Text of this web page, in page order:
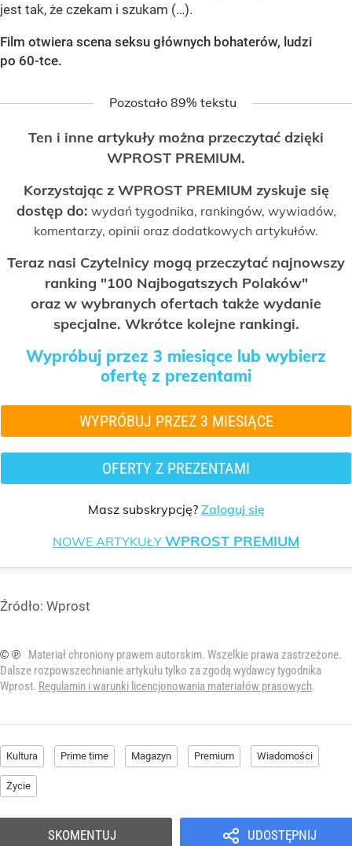
jest tak, że czekam i szukam (…).
Film otwiera scena seksu głównych bohaterów, ludzi
po 60-tce.
Pozostało 89% tekstu
Ten i inne artykuły można przeczytać dzięki
WPROST PREMIUM.
Korzystając z WPROST PREMIUM zyskuje się
dostęp do: wydań tygodnika, rankingów, wywiadów,
komentarzy, opinii oraz dodatkowych artykułów.
Teraz nasi Czytelnicy mogą przeczytać najnowszy
ranking "100 Najbogatszych Polaków"
oraz w wybranych ofertach także wydanie
specjalne. Wkrótce kolejne rankingi.
Wypróbuj przez 3 miesiące lub wybierz
ofertę z prezentami
WYPRÓBUJ PRZEZ 3 MIESIĄCE
OFERTY Z PREZENTAMI
Masz subskrypcję? Zaloguj się
NOWE ARTYKUŁY WPROST PREMIUM
Źródło: Wprost
© ℗
Materiał chroniony prawem autorskim. Wszelkie prawa zastrzeżone.
Dalsze rozpowszechnianie artykułu tylko za zgodą wydawcy tygodnika
Wprost. Regulamin i warunki licencjonowania materiałów prasowych.
Kultura Prime time Magazyn Premium Wiadomości
Życie
UDOSTĘPNIJ
SKOMENTUJ